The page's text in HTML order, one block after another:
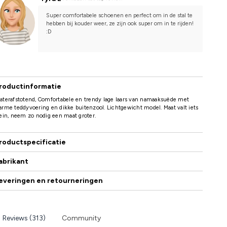
Super comfortabele schoenen en perfect om in de stal te
hebben bij kouder weer, ze zijn ook super om in te rijden!
:D
Comfortabele en trendy lage laars van namaaksuède met
teddyvoering en dikke buitenzool. Lichtgewicht model. Maat valt iets
neem zo nodig een maat groter.
en retourneringen
Reviews (313) Community